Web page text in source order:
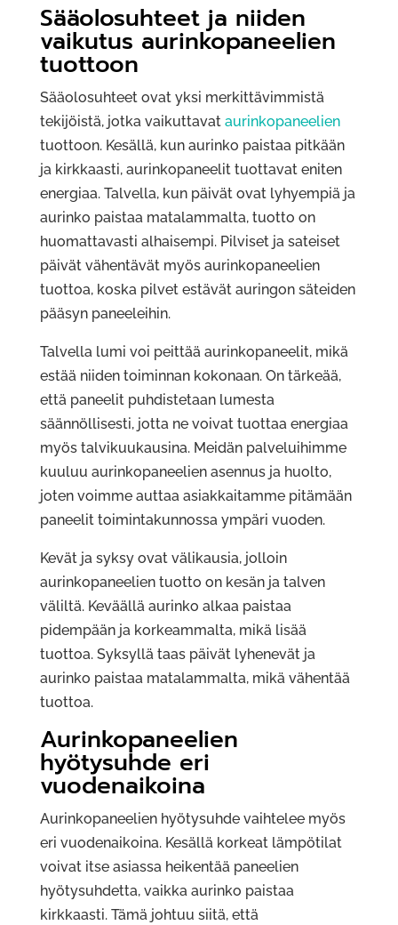
Sääolosuhteet ja niiden
vaikutus aurinkopaneelien
tuottoon
Sääolosuhteet ovat yksi merkittävimmistä
tekijöistä, jotka vaikuttavat aurinkopaneelien
tuottoon. Kesällä, kun aurinko paistaa pitkään
ja kirkkaasti, aurinkopaneelit tuottavat eniten
energiaa. Talvella, kun päivät ovat lyhyempiä ja
aurinko paistaa matalammalta, tuotto on
huomattavasti alhaisempi. Pilviset ja sateiset
päivät vähentävät myös aurinkopaneelien
tuottoa, koska pilvet estävät auringon säteiden
pääsyn paneeleihin.
Talvella lumi voi peittää aurinkopaneelit, mikä
estää niiden toiminnan kokonaan. On tärkeää,
että paneelit puhdistetaan lumesta
säännöllisesti, jotta ne voivat tuottaa energiaa
myös talvikuukausina. Meidän palveluihimme
kuuluu aurinkopaneelien asennus ja huolto,
joten voimme auttaa asiakkaitamme pitämään
paneelit toimintakunnossa ympäri vuoden.
Kevät ja syksy ovat välikausia, jolloin
aurinkopaneelien tuotto on kesän ja talven
väliltä. Keväällä aurinko alkaa paistaa
pidempään ja korkeammalta, mikä lisää
tuottoa. Syksyllä taas päivät lyhenevät ja
aurinko paistaa matalammalta, mikä vähentää
tuottoa.
Aurinkopaneelien
hyötysuhde eri
vuodenaikoina
Aurinkopaneelien hyötysuhde vaihtelee myös
eri vuodenaikoina. Kesällä korkeat lämpötilat
voivat itse asiassa heikentää paneelien
hyötysuhdetta, vaikka aurinko paistaa
kirkkaasti. Tämä johtuu siitä, että